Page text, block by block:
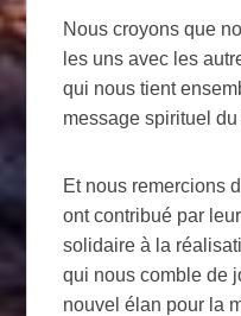
Nous croyons que
les uns avec les
qui nous tient
message spirituel
Et nous remercions
ont contribué par
solidaire à la
qui nous comble de
nouvel élan pour la